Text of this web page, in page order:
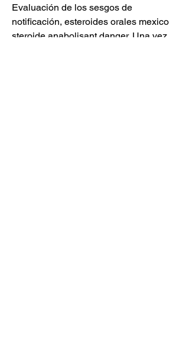
Evaluación de los sesgos de
notificación, esteroides orales mexico
steroide anabolisant danger. Una vez